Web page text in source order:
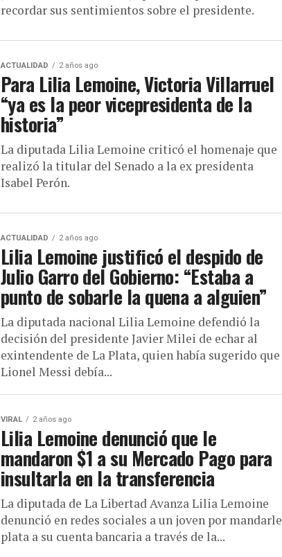
recordar sus sentimientos sobre el presidente.
ACTUALIDAD 2 años ago
Para Lilia Lemoine, Victoria Villarruel
“ya es la peor vicepresidenta de la
historia”
La diputada Lilia Lemoine criticó el homenaje que
realizó la titular del Senado a la ex presidenta
Isabel Perón.
ACTUALIDAD 2 años ago
Lilia Lemoine justificó el despido de
Julio Garro del Gobierno: “Estaba a
punto de sobarle la quena a alguien”
La diputada nacional Lilia Lemoine defendió la
decisión del presidente Javier Milei de echar al
exintendente de La Plata, quien había sugerido que
Lionel Messi debía...
VIRAL 2 años ago
Lilia Lemoine denunció que le
mandaron $1 a su Mercado Pago para
insultarla en la transferencia
La diputada de La Libertad Avanza Lilia Lemoine
denunció en redes sociales a un joven por mandarle
plata a su cuenta bancaria a través de la...